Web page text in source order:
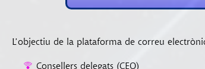
L’objectiu de la plataforma de correu
Consellers delegats (CEO)